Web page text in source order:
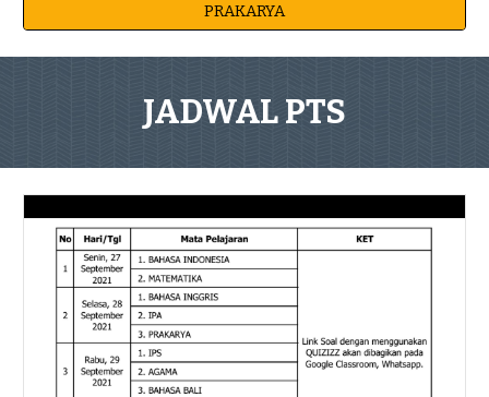
PRAKARYA
JADWAL PTS